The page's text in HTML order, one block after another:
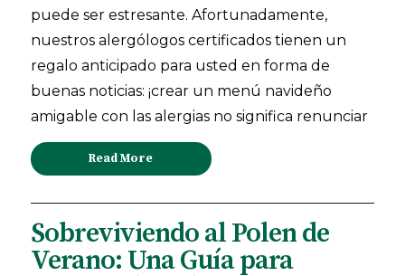
puede ser estresante. Afortunadamente,
nuestros alergólogos certificados tienen un
regalo anticipado para usted en forma de
buenas noticias: ¡crear un menú navideño
amigable con las alergias no significa renunciar
Read More
Sobreviviendo al Polen de
Verano: Una Guía para